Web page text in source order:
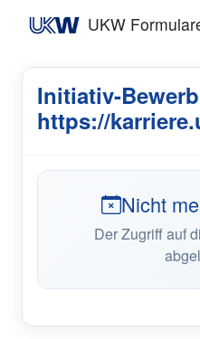
UKW
Initiativ-
https://
Nicht
Der Zugriff auf